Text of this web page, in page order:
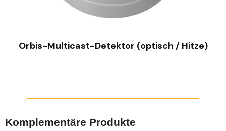
SCHNELLANSICHT
Orbis-Multicast-Detektor (optisch / Hitze)
Komplementäre Produkte